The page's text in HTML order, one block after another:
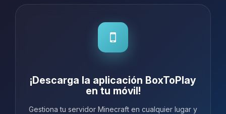
¡Descarga la aplicación BoxToPlay
en tu móvil!
Gestiona tu servidor Minecraft en cualquier lugar y